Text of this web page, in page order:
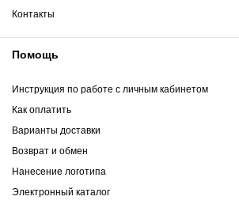
Контакты
Помощь
Инструкция по работе с личным кабинетом
Как оплатить
Варианты доставки
Возврат и обмен
Нанесение логотипа
Электронный каталог